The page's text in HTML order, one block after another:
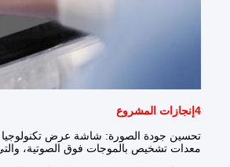
4إنجازات المشروع
تحسين جودة الصورة: شاشة عرض
معدات تشخيص بالموجات فوق الصوتية،